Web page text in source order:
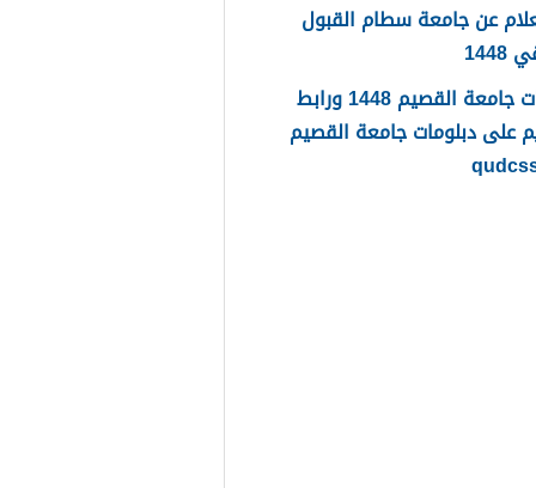
عن جامعة سطام القبول
دبلومات جامعة القصيم 1448 ورابط
على دبلومات جامعة القصيم